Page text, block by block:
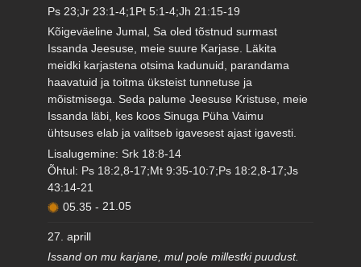
Ps 23;Jr 23:1-4;1Pt 5:1-4;Jh 21:15-19
Kõigeväeline Jumal, Sa oled tõstnud surmast
Issanda Jeesuse, meie suure Karjase. Läkita
meidki karjastena otsima kadunuid, parandama
haavatuid ja toitma üksteist tunnetuse ja
mõistmisega. Seda palume Jeesuse Kristuse, meie
Issanda läbi, kes koos Sinuga Püha Vaimu
ühtsuses elab ja valitseb igavesest ajast igavesti.
Lisalugemine: Srk 18:8-14
Õhtul: Ps 18:2,8-17;Mt 9:35-10:7;Ps 18:2,8-17;Js
43:14-21
05.35 - 21.05
27. aprill
Issand on mu karjane, mul pole millestki puudust.